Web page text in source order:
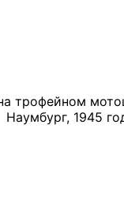
трофейном
Наумбург, 1945